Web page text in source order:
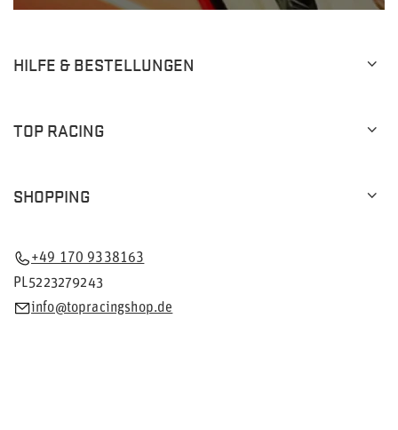
HILFE & BESTELLUNGEN
TOP RACING
SHOPPING
+49 170 9338163
PL5223279243
info@topracingshop.de